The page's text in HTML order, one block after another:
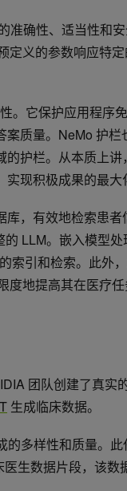
确性、适当性和安
定义的参数响应特定
。它保护应用程序
质量。NeMo 护栏
护栏。从本质上讲
现积极成果的最大
库，有效地检索患者
LLM。嵌入模型处
索引和检索。此外
度地提高其在医疗
团队创建了真实
生成临床数据。
的多样性和质量。此
生数据片段，该数